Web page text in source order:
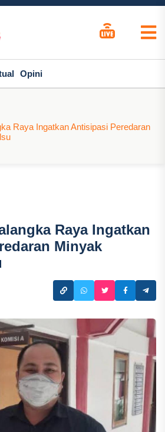
Opini
Raya Ingatkan Antisipasi Peredaran
Raya Ingatkan
Minyak